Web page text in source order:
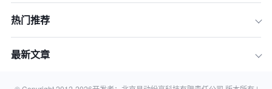
二、Zoho CRM
热门推荐
最新文章